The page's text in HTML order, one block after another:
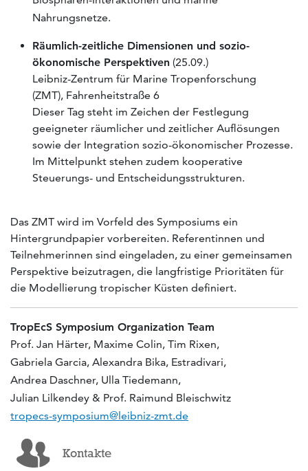
Nahrungsnetze.
Räumlich-zeitliche Dimensionen und sozio-
ökonomische Perspektiven (25.09.)
Leibniz-Zentrum für Marine Tropenforschung
(ZMT), Fahrenheitstraße 6
Dieser Tag steht im Zeichen der Festlegung
geeigneter räumlicher und zeitlicher Auflösungen
sowie der Integration sozio-ökonomischer Prozesse.
Im Mittelpunkt stehen zudem kooperative
Steuerungs- und Entscheidungsstrukturen.
Das ZMT wird im Vorfeld des Symposiums ein
Hintergrundpapier vorbereiten. Referentinnen und
Teilnehmerinnen sind eingeladen, zu einer gemeinsamen
Perspektive beizutragen, die langfristige Prioritäten für
die Modellierung tropischer Küsten definiert.
TropEcS Symposium Organization Team
Prof. Jan Härter, Maxime Colin, Tim Rixen,
Gabriela Garcia, Alexandra Bika, Estradivari,
Andrea Daschner, Ulla Tiedemann,
Julian Lilkendey & Prof. Raimund Bleischwitz
tropecs-symposium@leibniz-zmt.de
Kontakte